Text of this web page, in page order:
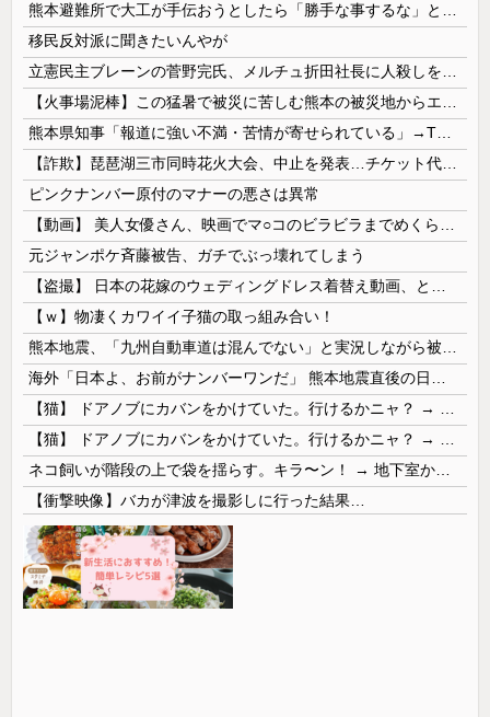
移民反対派に聞きたいんやが
ピンクナンバー原付のマナーの悪さは異常
元ジャンポケ斉藤被告、ガチでぶっ壊れてしまう
【ｗ】物凄くカワイイ子猫の取っ組み合い！
【衝撃映像】バカが津波を撮影しに行った結果…